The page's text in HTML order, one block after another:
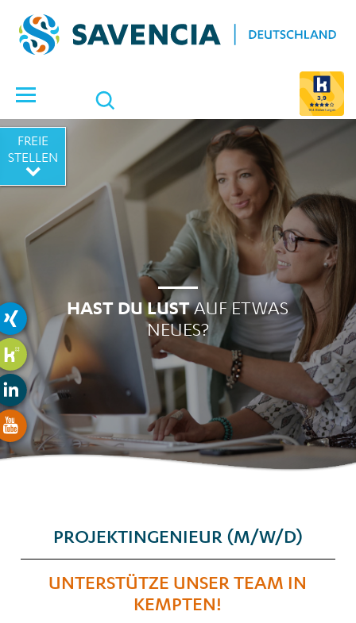
FREIE
STELLEN
3,9
164 Bewertungen
HAST DU LUSTAUF ETWAS
NEUES?
PROJEKTINGENIEUR (M/W/D)
UNTERSTÜTZE UNSER TEAM IN
KEMPTEN!